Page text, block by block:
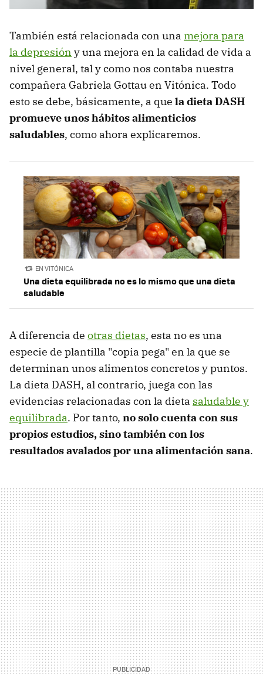
También está relacionada con una mejora para
la depresión y una mejora en la calidad de vida a
nivel general, tal y como nos contaba nuestra
compañera Gabriela Gottau en Vitónica. Todo
esto se debe, básicamente, a que la dieta DASH
promueve unos hábitos alimenticios
saludables, como ahora explicaremos.
EN VITÓNICA
Una dieta equilibrada no es lo mismo que una dieta
saludable
A diferencia de otras dietas, esta no es una
especie de plantilla "copia pega" en la que se
determinan unos alimentos concretos y puntos.
La dieta DASH, al contrario, juega con las
evidencias relacionadas con la dieta saludable y
equilibrada. Por tanto, no solo cuenta con sus
propios estudios, sino también con los
resultados avalados por una alimentación sana.